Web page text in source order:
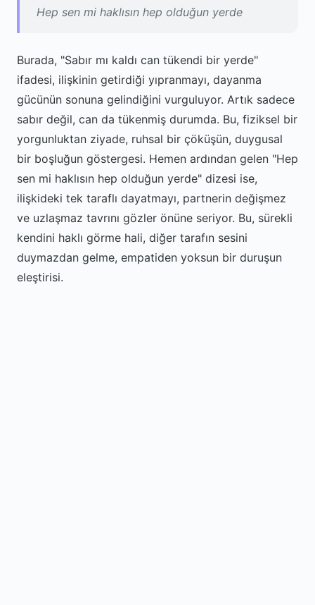
Hep sen mi haklısın hep olduğun yerde
Burada, "Sabır mı kaldı can tükendi bir yerde"
ifadesi, ilişkinin getirdiği yıpranmayı, dayanma
gücünün sonuna gelindiğini vurguluyor. Artık sadece
sabır değil, can da tükenmiş durumda. Bu, fiziksel bir
yorgunluktan ziyade, ruhsal bir çöküşün, duygusal
bir boşluğun göstergesi. Hemen ardından gelen "Hep
sen mi haklısın hep olduğun yerde" dizesi ise,
ilişkideki tek taraflı dayatmayı, partnerin değişmez
ve uzlaşmaz tavrını gözler önüne seriyor. Bu, sürekli
kendini haklı görme hali, diğer tarafın sesini
duymazdan gelme, empatiden yoksun bir duruşun
eleştirisi.